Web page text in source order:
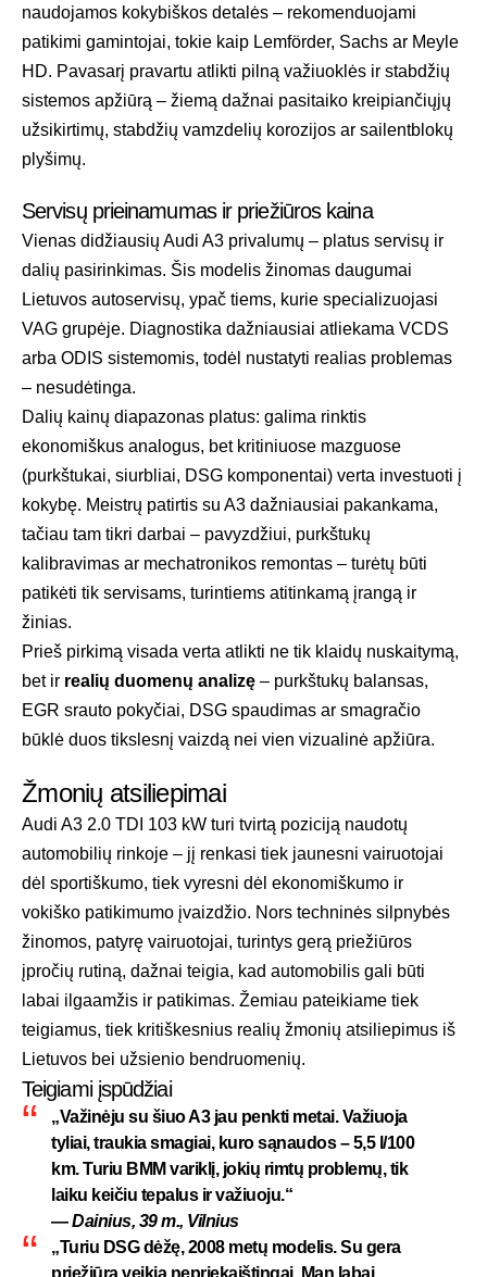
naudojamos kokybiškos detalės – rekomenduojami
patikimi gamintojai, tokie kaip Lemförder, Sachs ar Meyle
HD. Pavasarį pravartu atlikti pilną važiuoklės ir stabdžių
sistemos apžiūrą – žiemą dažnai pasitaiko kreipiančiųjų
užsikirtimų, stabdžių vamzdelių korozijos ar sailentblokų
plyšimų.
Servisų prieinamumas ir priežiūros kaina
Vienas didžiausių Audi A3 privalumų – platus servisų ir
dalių pasirinkimas. Šis modelis žinomas daugumai
Lietuvos autoservisų, ypač tiems, kurie specializuojasi
VAG grupėje. Diagnostika dažniausiai atliekama VCDS
arba ODIS sistemomis, todėl nustatyti realias problemas
– nesudėtinga.
Dalių kainų diapazonas platus: galima rinktis
ekonomiškus analogus, bet kritiniuose mazguose
(purkštukai, siurbliai, DSG komponentai) verta investuoti į
kokybę. Meistrų patirtis su A3 dažniausiai pakankama,
tačiau tam tikri darbai – pavyzdžiui, purkštukų
kalibravimas ar mechatronikos remontas – turėtų būti
patikėti tik servisams, turintiems atitinkamą įrangą ir
žinias.
Prieš pirkimą visada verta atlikti ne tik klaidų nuskaitymą,
bet ir realių duomenų analizę – purkštukų balansas,
EGR srauto pokyčiai, DSG spaudimas ar smagračio
būklė duos tikslesnį vaizdą nei vien vizualinė apžiūra.
Žmonių atsiliepimai
Audi A3 2.0 TDI 103 kW turi tvirtą poziciją naudotų
automobilių rinkoje – jį renkasi tiek jaunesni vairuotojai
dėl sportiškumo, tiek vyresni dėl ekonomiškumo ir
vokiško patikimumo įvaizdžio. Nors techninės silpnybės
žinomos, patyrę vairuotojai, turintys gerą priežiūros
įpročių rutiną, dažnai teigia, kad automobilis gali būti
labai ilgaamžis ir patikimas. Žemiau pateikiame tiek
teigiamus, tiek kritiškesnius realių žmonių atsiliepimus iš
Lietuvos bei užsienio bendruomenių.
Teigiami įspūdžiai
„Važinėju su šiuo A3 jau penkti metai. Važiuoja
tyliai, traukia smagiai, kuro sąnaudos – 5,5 l/100
km. Turiu BMM variklį, jokių rimtų problemų, tik
laiku keičiu tepalus ir važiuoju.“
—Dainius, 39 m., Vilnius
„Turiu DSG dėžę, 2008 metų modelis. Su gera
priežiūra veikia nepriekaištingai. Man labai